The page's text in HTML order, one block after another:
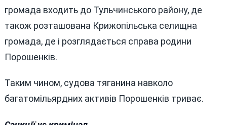
громада входить до Тульчинського району, де
також розташована Крижопільська селищна
громада, де і розглядається справа родини
Порошенків.
Таким чином, судова тяганина навколо
багатомільярдних активів Порошенків триває.